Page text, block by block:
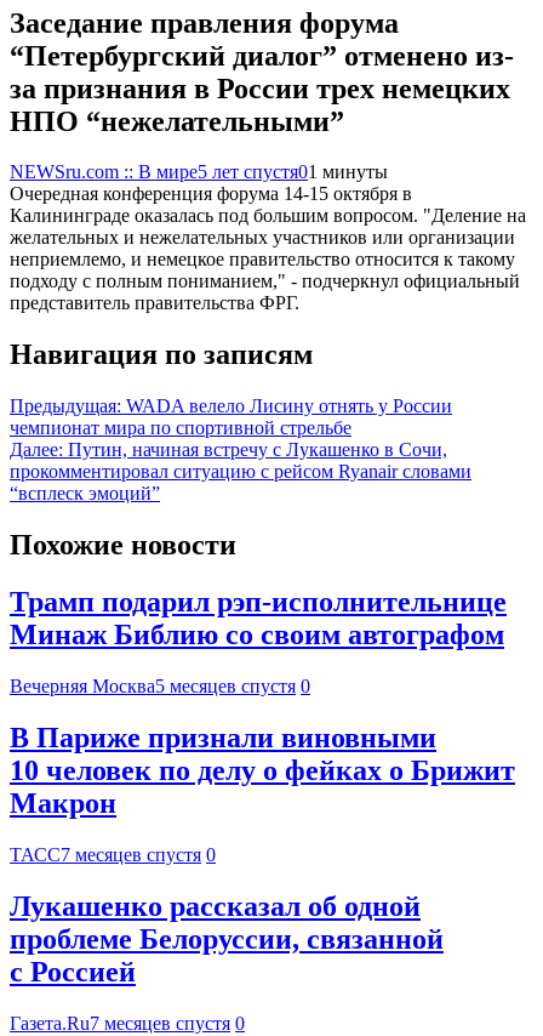
Заседание правления форума
“Петербургский диалог” отменено из-
за признания в России трех немецких
НПО “нежелательными”
NEWSru.com :: В мире5 лет спустя01 минуты
Очередная конференция форума 14-15 октября в
Калининграде оказалась под большим вопросом. "Деление на
желательных и нежелательных участников или организации
неприемлемо, и немецкое правительство относится к такому
подходу с полным пониманием," - подчеркнул официальный
представитель правительства ФРГ.
Навигация по записям
Предыдущая: WADA велело Лисину отнять у России
чемпионат мира по спортивной стрельбе
Далее: Путин, начиная встречу с Лукашенко в Сочи,
прокомментировал ситуацию с рейсом Ryanair словами
“всплеск эмоций”
Похожие новости
Трамп подарил рэп-исполнительнице
Минаж Библию со своим автографом
Вечерняя Москва5 месяцев спустя 0
В Париже признали виновными
10 человек по делу о фейках о Брижит
Макрон
ТАСС7 месяцев спустя 0
Лукашенко рассказал об одной
проблеме Белоруссии, связанной
с Россией
Газета.Ru7 месяцев спустя 0